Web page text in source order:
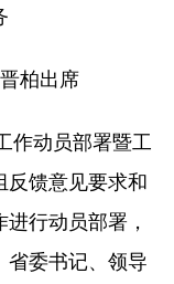
柏出席
动员部署暨工
馈意见要求和
行动员部署，
委书记、领导